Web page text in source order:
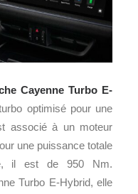
Cayenne Turbo E-
optimisé pour une
associé à un moteur
une puissance totale
il est de 950 Nm.
Turbo E-Hybrid, elle